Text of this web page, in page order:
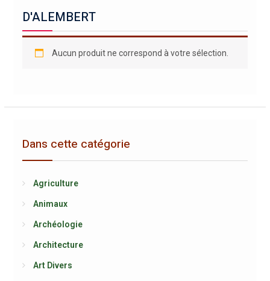
D'ALEMBERT
Aucun produit ne correspond à votre sélection.
Dans cette catégorie
Agriculture
Animaux
Archéologie
Architecture
Art Divers